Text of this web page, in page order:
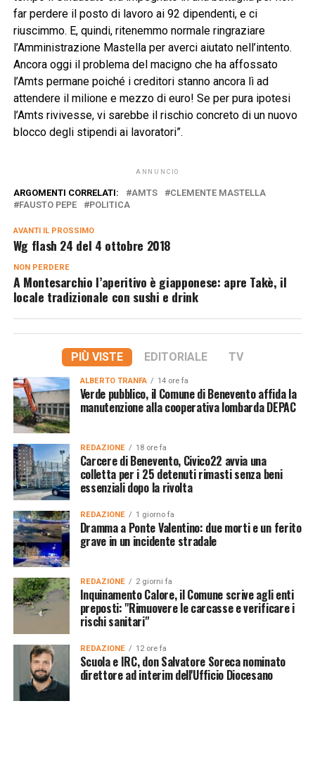
far perdere il posto di lavoro ai 92 dipendenti, e ci
riuscimmo. E, quindi, ritenemmo normale ringraziare
l’Amministrazione Mastella per averci aiutato nell’intento.
Ancora oggi il problema del macigno che ha affossato
l’Amts permane poiché i creditori stanno ancora lì ad
attendere il milione e mezzo di euro! Se per pura ipotesi
l’Amts rivivesse, vi sarebbe il rischio concreto di un nuovo
blocco degli stipendi ai lavoratori”.
ANNUNCIO
ARGOMENTI CORRELATI: AMTS
CLEMENTE MASTELLA
FAUSTO PEPE
POLITICA
AVANTI IL ​​PROSSIMO
Wg flash 24 del 4 ottobre 2018
NON PERDERE
A Montesarchio l’aperitivo è giapponese: apre Takè, il
locale tradizionale con sushi e drink
PIÙ VISTE EDITORIALE TV
ALBERTO TRANFA 14 ore fa
Verde pubblico, il Comune di Benevento affida la
manutenzione alla cooperativa lombarda DEPAC
REDAZIONE 18 ore fa
Carcere di Benevento, Civico22 avvia una
colletta per i 25 detenuti rimasti senza beni
essenziali dopo la rivolta
REDAZIONE 1 giorno fa
Dramma a Ponte Valentino: due morti e un ferito
grave in un incidente stradale
REDAZIONE 2 giorni fa
Inquinamento Calore, il Comune scrive agli enti
preposti: "Rimuovere le carcasse e verificare i
rischi sanitari"
REDAZIONE 12 ore fa
Scuola e IRC, don Salvatore Soreca nominato
direttore ad interim dell'Ufficio Diocesano